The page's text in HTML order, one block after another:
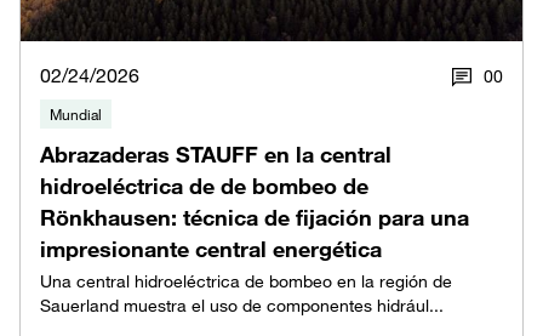
02/24/2026 00
Mundial
Abrazaderas STAUFF en la central
hidroeléctrica de de bombeo de
Rönkhausen: técnica de fijación para una
impresionante central energética
Una central hidroeléctrica de bombeo en la región de
Sauerland muestra el uso de componentes hidrául...